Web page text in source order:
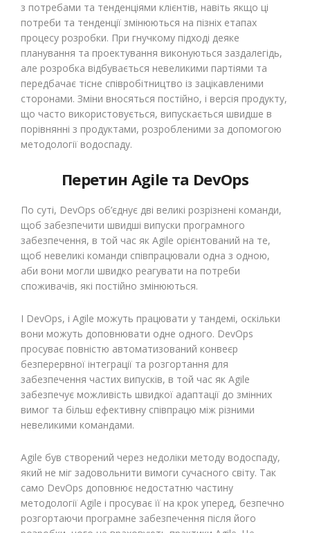
з потребами та тенденціями клієнтів, навіть якщо ці
потреби та тенденції змінюються на пізніх етапах
процесу розробки. При гнучкому підході деяке
планування та проектування виконуються заздалегідь,
але розробка відбувається невеликими партіями та
передбачає тісне співробітництво із зацікавленими
сторонами. Зміни вносяться постійно, і версія продукту,
що часто використовується, випускається швидше в
порівнянні з продуктами, розробленими за допомогою
методології водоспаду.
Перетин Agile та DevOps
По суті, DevOps об’єднує дві великі розрізнені команди,
щоб забезпечити швидші випуски програмного
забезпечення, в той час як Agile орієнтований на те,
щоб невеликі команди співпрацювали одна з одною,
аби вони могли швидко реагувати на потреби
споживачів, які постійно змінюються.
І DevOps, і Agile можуть працювати у тандемі, оскільки
вони можуть доповнювати одне одного. DevOps
просуває повністю автоматизований конвеєр
безперервної інтеграції та розгортання для
забезпечення частих випусків, в той час як Agile
забезпечує можливість швидкої адаптації до змінних
вимог та більш ефективну співпрацю між різними
невеликими командами.
Agile був створений через недоліки методу водоспаду,
який не міг задовольнити вимоги сучасного світу. Так
само DevOps доповнює недостатню частину
методології Agile і просуває її на крок уперед, безпечно
розгортаючи програмне забезпечення після його